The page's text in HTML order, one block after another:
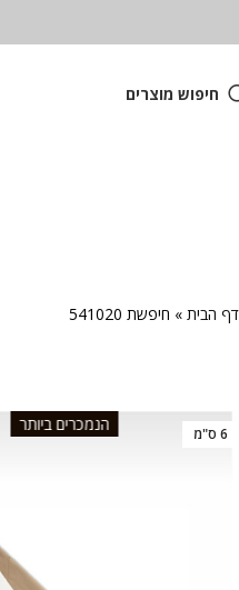
חיפוש מוצרים
דף הבית » חיפשת 541020
הנמכרים ביותר 6 ס"מ